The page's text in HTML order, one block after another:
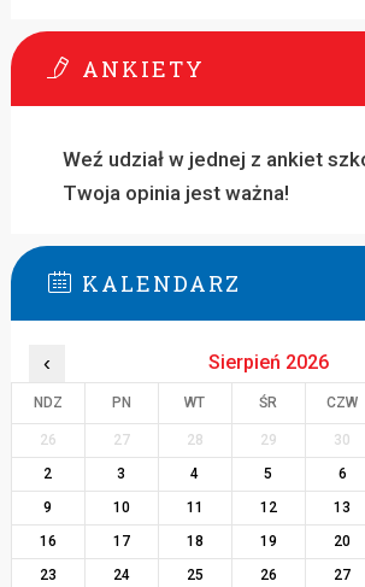
ANKIETY
Weź udział w jednej z ankiet
Twoja opinia jest ważna!
KALENDARZ
‹ Sierpień 2026
NDZ PN WT ŚR CZW
26 27 28 29 30
2
3 4 5 6
9
10 11 12 13
16
17 18 19 20
23
24 25 26 27